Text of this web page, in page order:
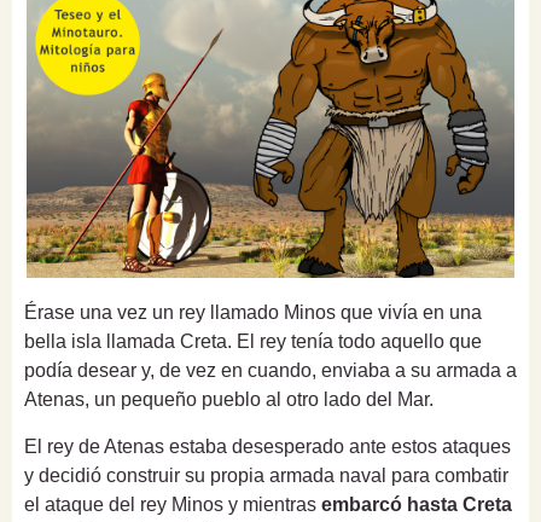
Érase una vez un rey llamado Minos que vivía en una
bella isla llamada Creta. El rey tenía todo aquello que
podía desear y, de vez en cuando, enviaba a su armada a
Atenas, un pequeño pueblo al otro lado del Mar.
El rey de Atenas estaba desesperado ante estos ataques
y decidió construir su propia armada naval para combatir
el ataque del rey Minos y mientras embarcó hasta Creta